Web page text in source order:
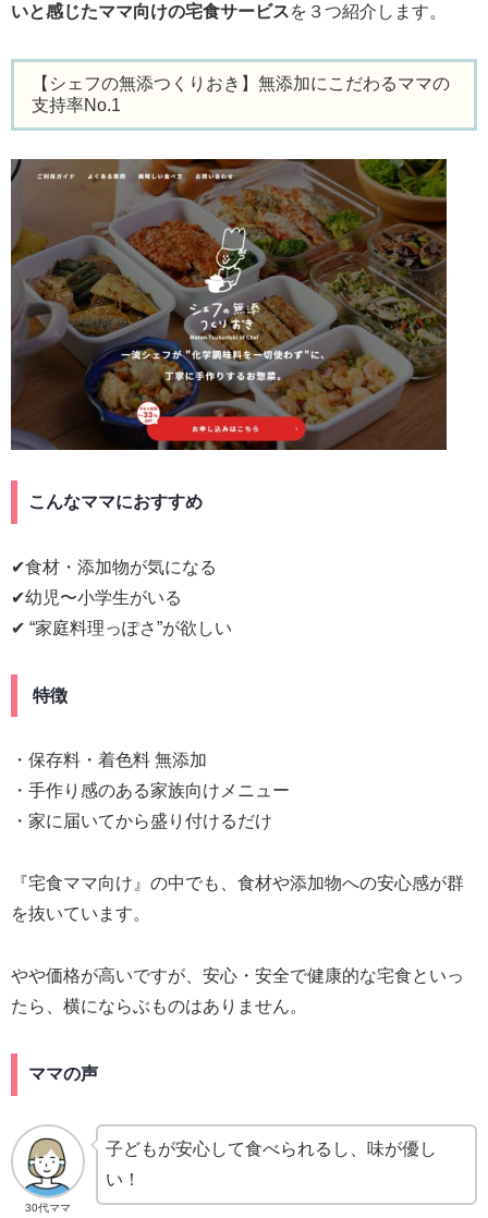
いと感じたママ向けの宅食サービスを３つ紹介します。
【シェフの無添つくりおき】無添加にこだわるママの
支持率No.1
こんなママにおすすめ
✔食材・添加物が気になる
✔幼児〜小学生がいる
✔ “家庭料理っぽさ”が欲しい
特徴
・保存料・着色料 無添加
・手作り感のある家族向けメニュー
・家に届いてから盛り付けるだけ
『宅食ママ向け』の中でも、食材や添加物への安心感が群
を抜いています。
やや価格が高いですが、安心・安全で健康的な宅食といっ
たら、横にならぶものはありません。
ママの声
30代ママ
子どもが安心して食べられるし、味が優し
い！